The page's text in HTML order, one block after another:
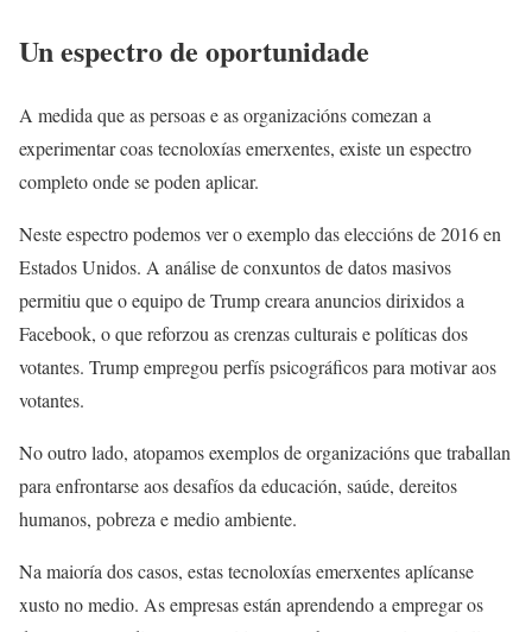
Un espectro de oportunidade
A medida que as persoas e as organizacións comezan a
experimentar coas tecnoloxías emerxentes, existe un espectro
completo onde se poden aplicar.
Neste espectro podemos ver o exemplo das eleccións de 2016 en
Estados Unidos. A análise de conxuntos de datos masivos
permitiu que o equipo de Trump creara anuncios dirixidos a
Facebook, o que reforzou as crenzas culturais e políticas dos
votantes. Trump empregou perfís psicográficos para motivar aos
votantes.
No outro lado, atopamos exemplos de organizacións que traballan
para enfrontarse aos desafíos da educación, saúde, dereitos
humanos, pobreza e medio ambiente.
Na maioría dos casos, estas tecnoloxías emerxentes aplícanse
xusto no medio. As empresas están aprendendo a empregar os